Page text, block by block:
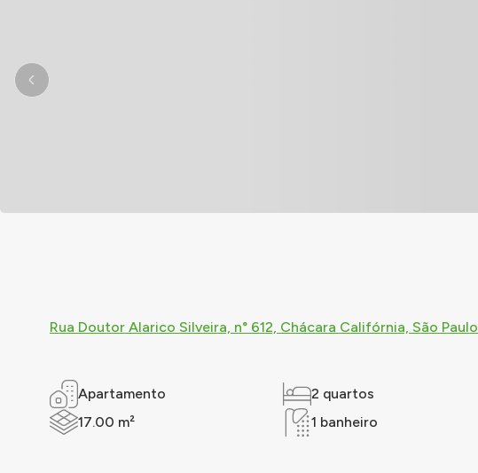
Rua Doutor Alarico Silveira, n° 612, Chácara Califórnia, São Paulo
Apartamento 2 quartos
17.00 m²
1 banheiro